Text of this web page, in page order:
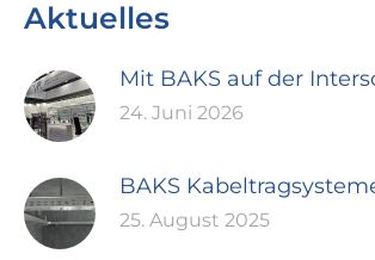
Aktuelles
Mit BAKS auf der
24. Juni 2026
BAKS
25. August 2025